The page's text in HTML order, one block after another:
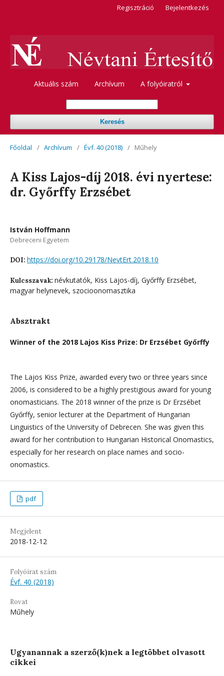
Aktuális szám Archívum A folyóiratról
Keresés
Regisztráció Bejelentkezés
Főoldal / Archívum / Évf. 40 (2018) / Műhely
A Kiss Lajos-díj 2018. évi nyertese:
dr. Győrffy Erzsébet
István Hoffmann
Debreceni Egyetem
DOI: https://doi.org/10.29178/NevtErt.2018.10
Kulcsszavak: névkutatók, Kiss Lajos-díj, Győrffy Erzsébet,
magyar helynevek, szocioonomasztika
Absztrakt
Winner of the 2018 Lajos Kiss Prize: Dr Erzsébet Győrffy
The Lajos Kiss Prize, awarded every two or three years since
2006, is considered to be a highly prestigious award for young
onomasticians. The 2018 winner of the prize is Dr Erzsébet
Győrffy, senior lecturer at the Department of Hungarian
Linguistics of the University of Debrecen. She was given this
award for her contribution to Hungarian Historical Onomastics,
especially for her research on place names and socio-
onomastics.
pdf
Megjelent
2018-12-12
Folyóirat szám
Évf. 40 (2018)
Rovat
Műhely
Ugyanannak a szerző(k)nek a legtöbbet olvasott
cikkei